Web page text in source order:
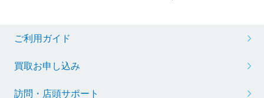
ご利用ガイド
買取お申し込み
訪問・店頭サポート